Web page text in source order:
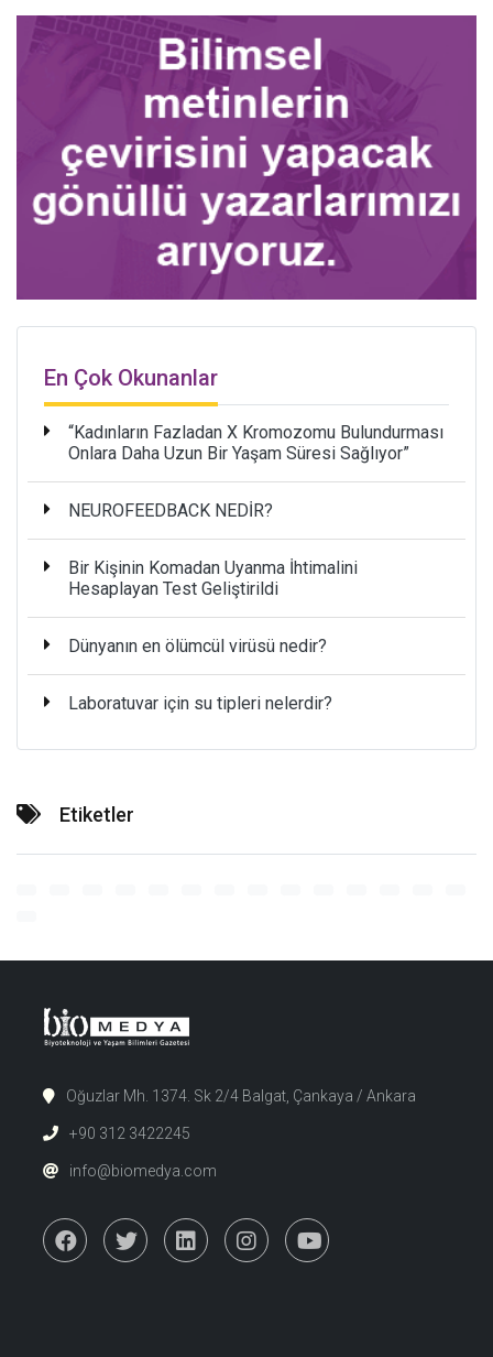
En Çok Okunanlar
“Kadınların Fazladan X Kromozomu Bulundurması
Onlara Daha Uzun Bir Yaşam Süresi Sağlıyor”
NEUROFEEDBACK NEDİR?
Bir Kişinin Komadan Uyanma İhtimalini
Hesaplayan Test Geliştirildi
Dünyanın en ölümcül virüsü nedir?
Laboratuvar için su tipleri nelerdir?
Etiketler
Oğuzlar Mh. 1374. Sk 2/4 Balgat, Çankaya / Ankara
+90 312 3422245
info@biomedya.com